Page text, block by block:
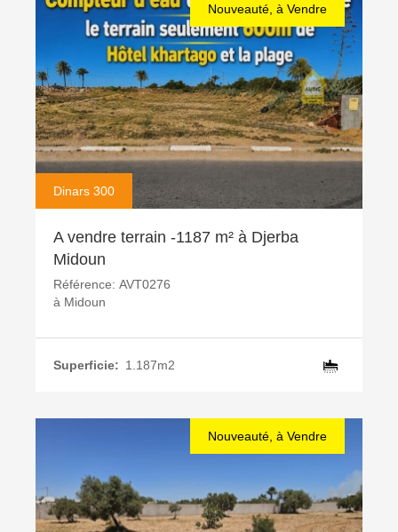
Nouveauté, à Vendre
Dinars 300
A vendre terrain -1187 m² à Djerba
Midoun
Référence: AVT0276
à Midoun
Superficie: 1.187m2
Nouveauté, à Vendre